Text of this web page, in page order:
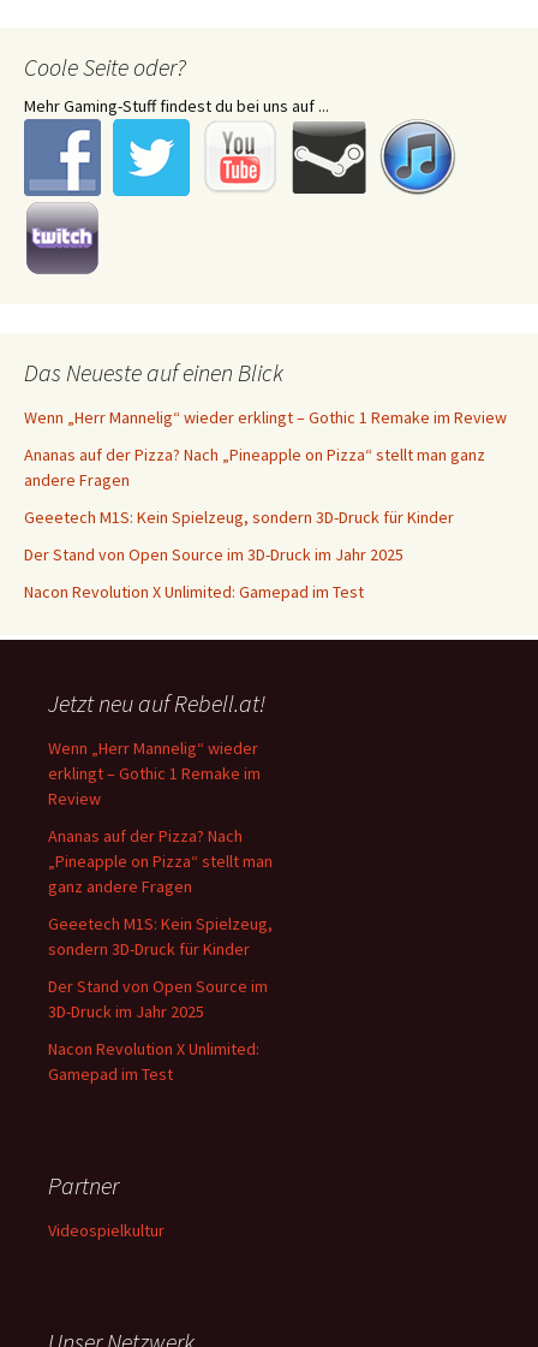
Coole Seite oder?
Mehr Gaming-Stuff findest du bei uns auf ...
Das Neueste auf einen Blick
Wenn „Herr Mannelig“ wieder erklingt – Gothic 1 Remake im Review
Ananas auf der Pizza? Nach „Pineapple on Pizza“ stellt man ganz
andere Fragen
Geeetech M1S: Kein Spielzeug, sondern 3D-Druck für Kinder
Der Stand von Open Source im 3D-Druck im Jahr 2025
Nacon Revolution X Unlimited: Gamepad im Test
Jetzt neu auf Rebell.at!
Wenn „Herr Mannelig“ wieder
erklingt – Gothic 1 Remake im
Review
Ananas auf der Pizza? Nach
„Pineapple on Pizza“ stellt man
ganz andere Fragen
Geeetech M1S: Kein Spielzeug,
sondern 3D-Druck für Kinder
Der Stand von Open Source im
3D-Druck im Jahr 2025
Nacon Revolution X Unlimited:
Gamepad im Test
Partner
Videospielkultur